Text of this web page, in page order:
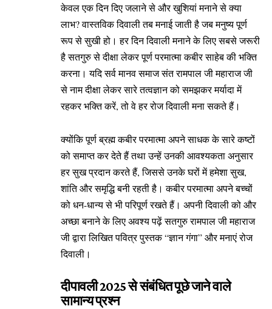
केवल एक दिन दिए जलाने से और खुशियां मनाने से क्या
लाभ? वास्तविक दिवाली तब मनाई जाती है जब मनुष्य पूर्ण
रूप से सुखी हो। हर दिन दिवाली मनाने के लिए सबसे जरूरी
है सतगुरु से दीक्षा लेकर पूर्ण परमात्मा कबीर साहेब की भक्ति
करना। यदि सर्व मानव समाज संत रामपाल जी महाराज जी
से नाम दीक्षा लेकर सारे तत्वज्ञान को समझकर मर्यादा में
रहकर भक्ति करें, तो वे हर रोज दिवाली मना सकते हैं।
क्योंकि पूर्ण ब्रह्म कबीर परमात्मा अपने साधक के सारे कष्टों
को समाप्त कर देते हैं तथा उन्हें उनकी आवश्यकता अनुसार
हर सुख प्रदान करते हैं, जिससे उनके घरों में हमेशा सुख,
शांति और समृद्धि बनी रहती है। कबीर परमात्मा अपने बच्चों
को धन-धान्य से भी परिपूर्ण रखते हैं। अपनी दिवाली को और
अच्छा बनाने के लिए अवश्य पढ़ें सतगुरु रामपाल जी महाराज
जी द्वारा लिखित पवित्र पुस्तक “ज्ञान गंगा” और मनाएं रोज
दिवाली।
दीपावली 2025 से संबंधित पूछे जाने वाले
सामान्य प्रश्न